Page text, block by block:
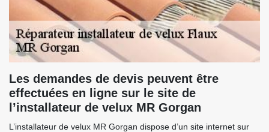
Les demandes de devis peuvent être
effectuées en ligne sur le site de
l’installateur de velux MR Gorgan
L’installateur de velux MR Gorgan dispose d’un site internet sur